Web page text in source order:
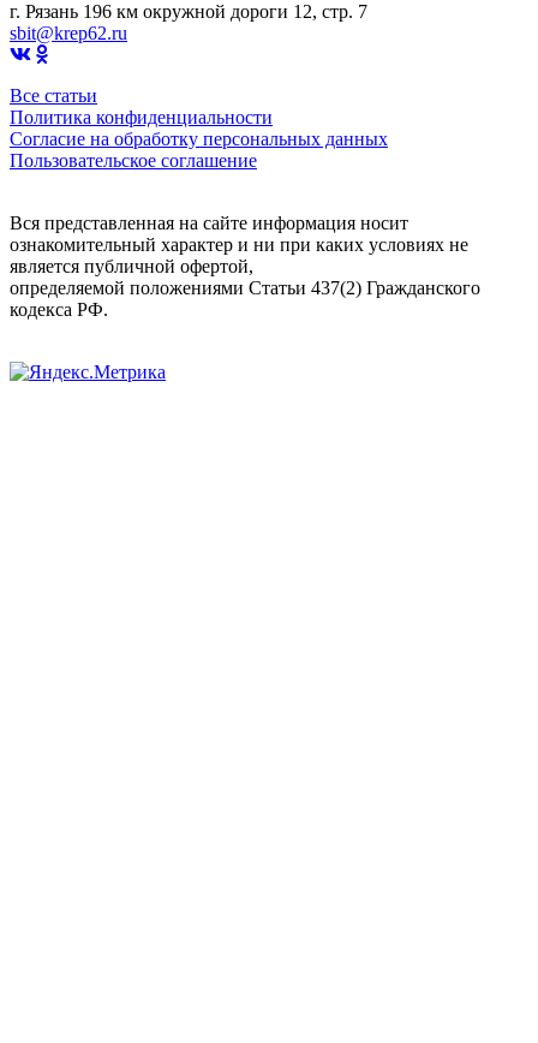
г. Рязань 196 км окружной дороги 12, стр. 7
sbit@krep62.ru
Все статьи
Политика конфиденциальности
Согласие на обработку персональных данных
Пользовательское соглашение
Вся представленная на сайте информация носит
ознакомительный характер и ни при каких условиях не
является публичной офертой,
определяемой положениями Статьи 437(2) Гражданского
кодекса РФ.